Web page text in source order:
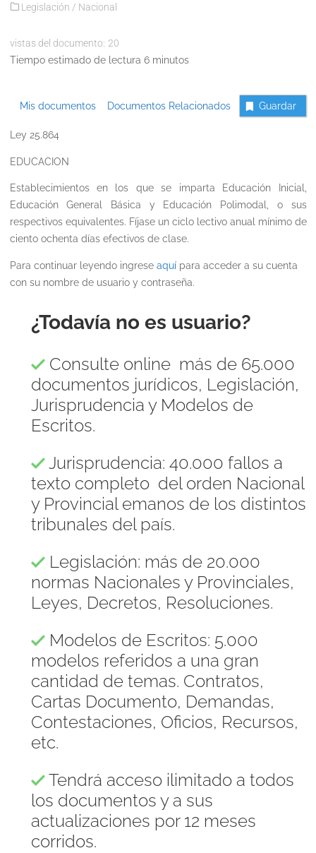
Legislación / Nacional
vistas del documento: 20
Tiempo estimado de lectura 6 minutos
Mis documentos Documentos Relacionados Guardar
Ley 25.864
EDUCACION
Establecimientos en los que se imparta Educación Inicial,
Educación General Básica y Educación Polimodal, o sus
respectivos equivalentes. Fíjase un ciclo lectivo anual mínimo de
ciento ochenta días efectivos de clase.
Para continuar leyendo ingrese aquípara acceder a su cuenta
con su nombre de usuario y contraseña.
¿Todavía no es usuario?
Consulte online más de 65.000
documentos jurídicos, Legislación,
Jurisprudencia y Modelos de
Escritos.
Jurisprudencia: 40.000 fallos a
texto completo del orden Nacional
y Provincial emanos de los distintos
tribunales del país.
Legislación: más de 20.000
normas Nacionales y Provinciales,
Leyes, Decretos, Resoluciones.
Modelos de Escritos: 5.000
modelos referidos a una gran
cantidad de temas. Contratos,
Cartas Documento, Demandas,
Contestaciones, Oficios, Recursos,
etc.
Tendrá acceso ilimitado a todos
los documentos y a sus
actualizaciones por 12 meses
corridos.